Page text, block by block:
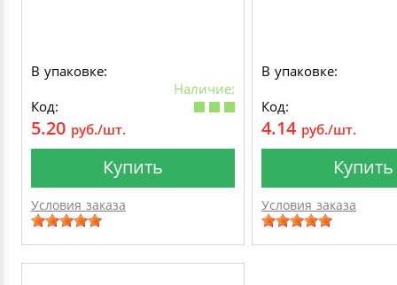
В упаковке:
Наличие:
Код:
5.20 руб./шт.
Купить
Условия заказа
В упаковке:
Код:
4.14 руб./шт.
Купить
Условия заказа